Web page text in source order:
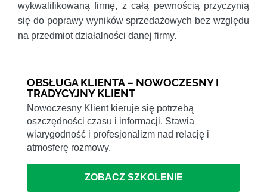
wykwalifikowaną firmę, z całą pewnością przyczynią
się do poprawy wyników sprzedażowych bez względu
na przedmiot działalności danej firmy.
OBSŁUGA KLIENTA – NOWOCZESNY I
TRADYCYJNY KLIENT
Nowoczesny Klient kieruje się potrzebą
oszczędności czasu i informacji. Stawia
wiarygodność i profesjonalizm nad relację i
atmosferę rozmowy.
ZOBACZ SZKOLENIE